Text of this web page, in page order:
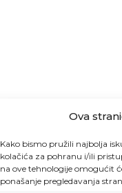
Ova
Kako bismo pružili najbolja
kolačića za pohranu i/ili
na ove tehnologije omogućit
ponašanje pregledavanja